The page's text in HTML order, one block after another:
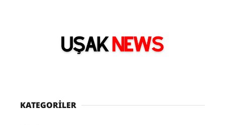
KATEGORİLER